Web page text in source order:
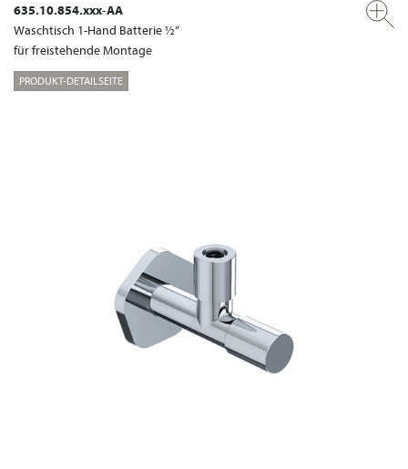
635.10.854.xxx-AA
Waschtisch 1-Hand Batterie ½“
für freistehende Montage
PRODUKT-DETAILSEITE